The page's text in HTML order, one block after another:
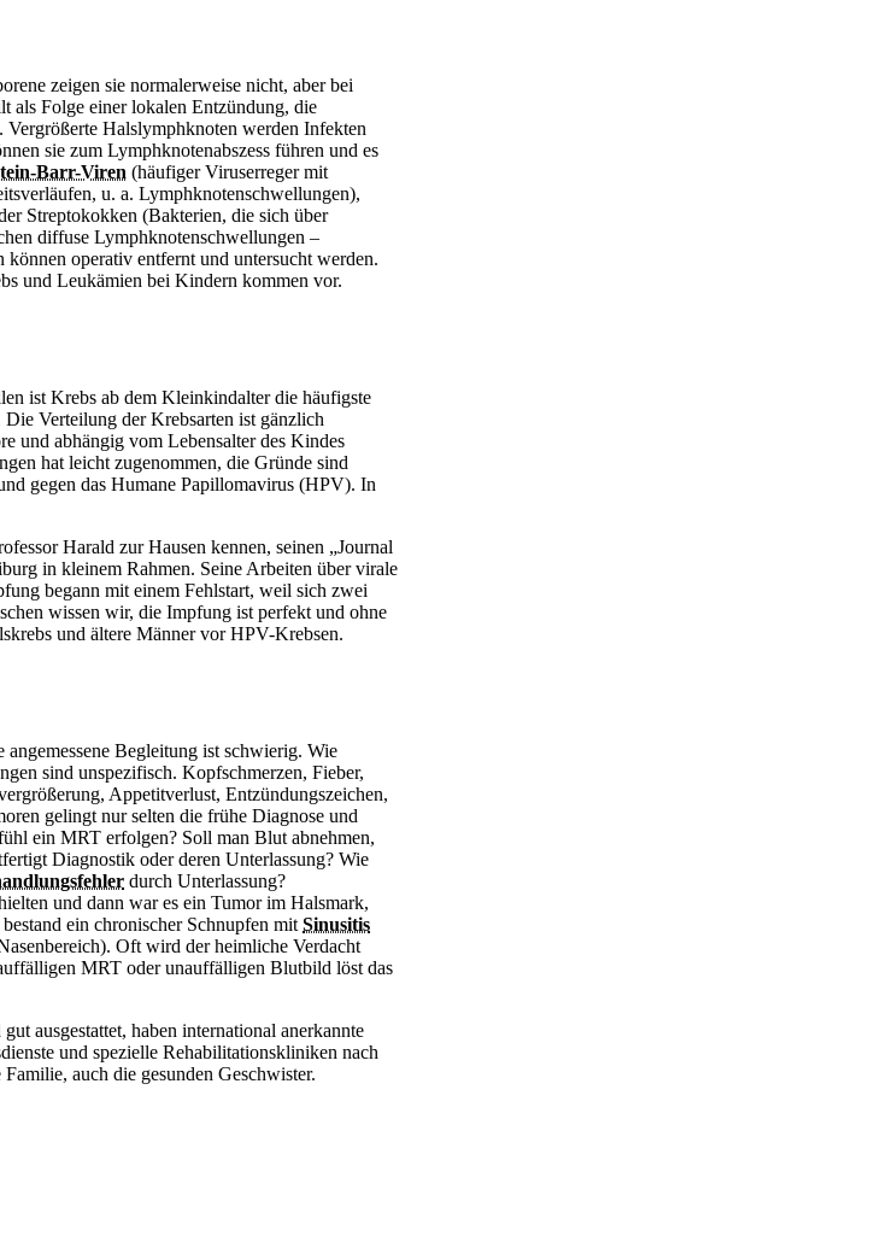
zeigen sie normalerweise nicht, aber bei
als Folge einer lokalen Entzündung, die
Vergrößerte Halslymphknoten werden Infekten
sie zum Lymphknotenabszess führen und es
Barr-Viren (häufiger Viruserreger mit
u. a. Lymphknotenschwellungen),
Streptokokken (Bakterien, die sich über
diffuse Lymphknotenschwellungen –
operativ entfernt und untersucht werden.
und Leukämien bei Kindern kommen vor.
ist Krebs ab dem Kleinkindalter die häufigste
Verteilung der Krebsarten ist gänzlich
und abhängig vom Lebensalter des Kindes
hat leicht zugenommen, die Gründe sind
gegen das Humane Papillomavirus (HPV). In
Harald zur Hausen kennen, seinen „Journal
in kleinem Rahmen. Seine Arbeiten über virale
begann mit einem Fehlstart, weil sich zwei
wissen wir, die Impfung ist perfekt und ohne
und ältere Männer vor HPV-Krebsen.
Begleitung ist schwierig. Wie
sind unspezifisch. Kopfschmerzen, Fieber,
Appetitverlust, Entzündungszeichen,
gelingt nur selten die frühe Diagnose und
ein MRT erfolgen? Soll man Blut abnehmen,
Diagnostik oder deren Unterlassung? Wie
durch Unterlassung?
und dann war es ein Tumor im Halsmark,
ein chronischer Schnupfen mit Sinusitis
Oft wird der heimliche Verdacht
MRT oder unauffälligen Blutbild löst das
ausgestattet, haben international anerkannte
und spezielle Rehabilitationskliniken nach
auch die gesunden Geschwister.